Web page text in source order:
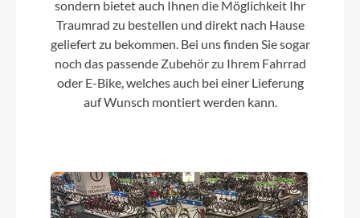
sondern bietet auch Ihnen die Möglichkeit Ihr
Traumrad zu bestellen und direkt nach Hause
geliefert zu bekommen. Bei uns finden Sie sogar
noch das passende Zubehör zu Ihrem Fahrrad
oder E-Bike, welches auch bei einer Lieferung
auf Wunsch montiert werden kann.